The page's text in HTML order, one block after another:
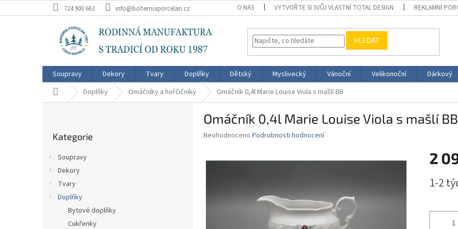
na
724 900 663 info@bohemiaporcelan.cz O NÁS VYTVOŘTE SI SVŮJ VLASTNÍ TOTAL DESIGN REKLAMNÍ
HLEDAT
Soupravy Dekory Tvary Doplňky Dětský Myslivecký Vánoční Velikonoční Dárkový
Domů Doplňky Omáčníky a hořčičníky Omáčník 0,4l Marie Louise Viola s mašlí BB
kategorie
Kategorie
Soupravy
Dekory
Tvary
Doplňky
Bytové doplňky
Cukřenky
Omáčník 0,4l Marie Louise Viola s mašlí BB
Průměrné
je
Neohodnoceno Podrobnosti hodnocení
2
cena:
1-2